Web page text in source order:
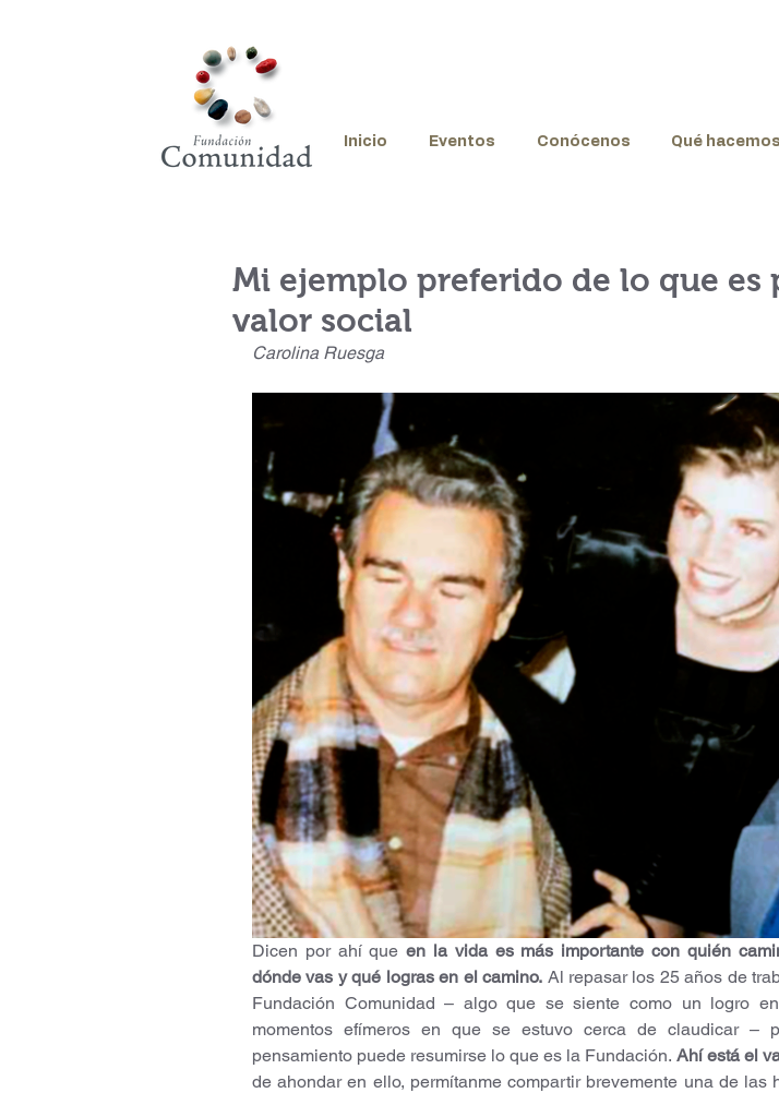
Inicio Eventos Conócenos Qué hacemos
Mi ejemplo preferido de lo que es
valor social
Carolina Ruesga
Dicen por ahí que en la vida es más importante con quién
dónde vas y qué logras en el camino. Al repasar los 25 años de
Fundación Comunidad – algo que se siente como un logro
momentos efímeros en que se estuvo cerca de claudicar –
pensamiento puede resumirse lo que es la Fundación. Ahí está el
de ahondar en ello, permítanme compartir brevemente una de las